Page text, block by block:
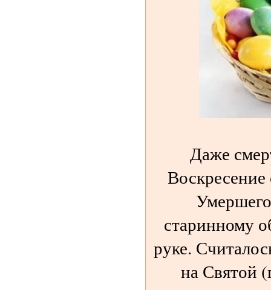
Даже
Воскресение
старинному
руке.
на Святой